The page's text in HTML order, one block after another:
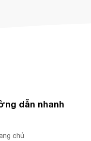
dẫn nhanh
chủ